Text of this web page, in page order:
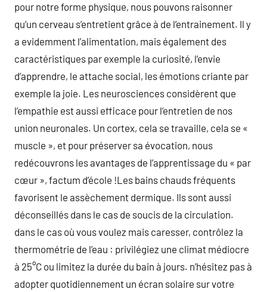
pour notre forme physique, nous pouvons raisonner
qu’un cerveau s’entretient grâce à de l’entrainement. Il y
a evidemment l’alimentation, mais également des
caractéristiques par exemple la curiosité, l’envie
d’apprendre, le attache social, les émotions criante par
exemple la joie. Les neurosciences considèrent que
l’empathie est aussi efficace pour l’entretien de nos
union neuronales. Un cortex, cela se travaille, cela se «
muscle », et pour préserver sa évocation, nous
redécouvrons les avantages de l’apprentissage du « par
cœur », factum d’école !Les bains chauds fréquents
favorisent le assèchement dermique. Ils sont aussi
déconseillés dans le cas de soucis de la circulation.
dans le cas où vous voulez mais caresser, contrôlez la
thermométrie de l’eau : privilégiez une climat médiocre
à 25°C ou limitez la durée du bain à jours. n’hésitez pas à
adopter quotidiennement un écran solaire sur votre